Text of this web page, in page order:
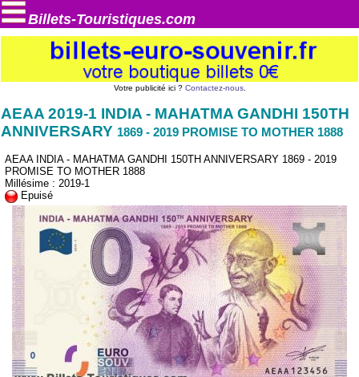
Billets-Touristiques.com
Votre publicité ici ? Contactez-nous.
AEAA 2019-1 INDIA - MAHATMA GANDHI 150TH
ANNIVERSARY 1869 - 2019 PROMISE TO MOTHER 1888
AEAA INDIA - MAHATMA GANDHI 150TH ANNIVERSARY 1869 - 2019
PROMISE TO MOTHER 1888
Millésime : 2019-1
Epuisé